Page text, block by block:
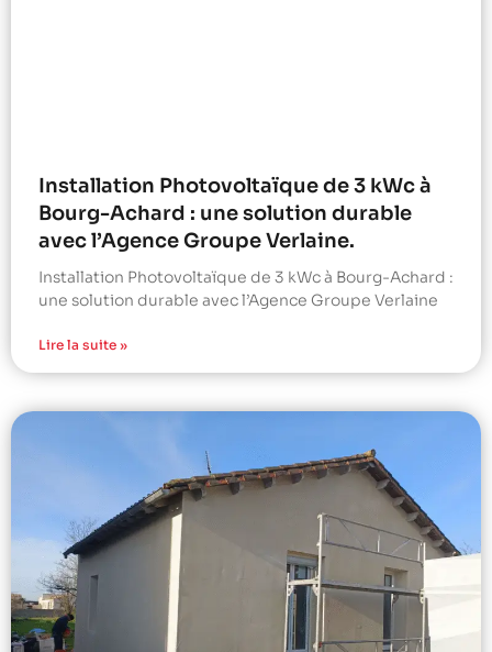
Installation Photovoltaïque de 3 kWc à
Bourg-Achard : une solution durable
avec l’Agence Groupe Verlaine.
Installation Photovoltaïque de 3 kWc à Bourg-Achard :
une solution durable avec l’Agence Groupe Verlaine
Lire la suite »